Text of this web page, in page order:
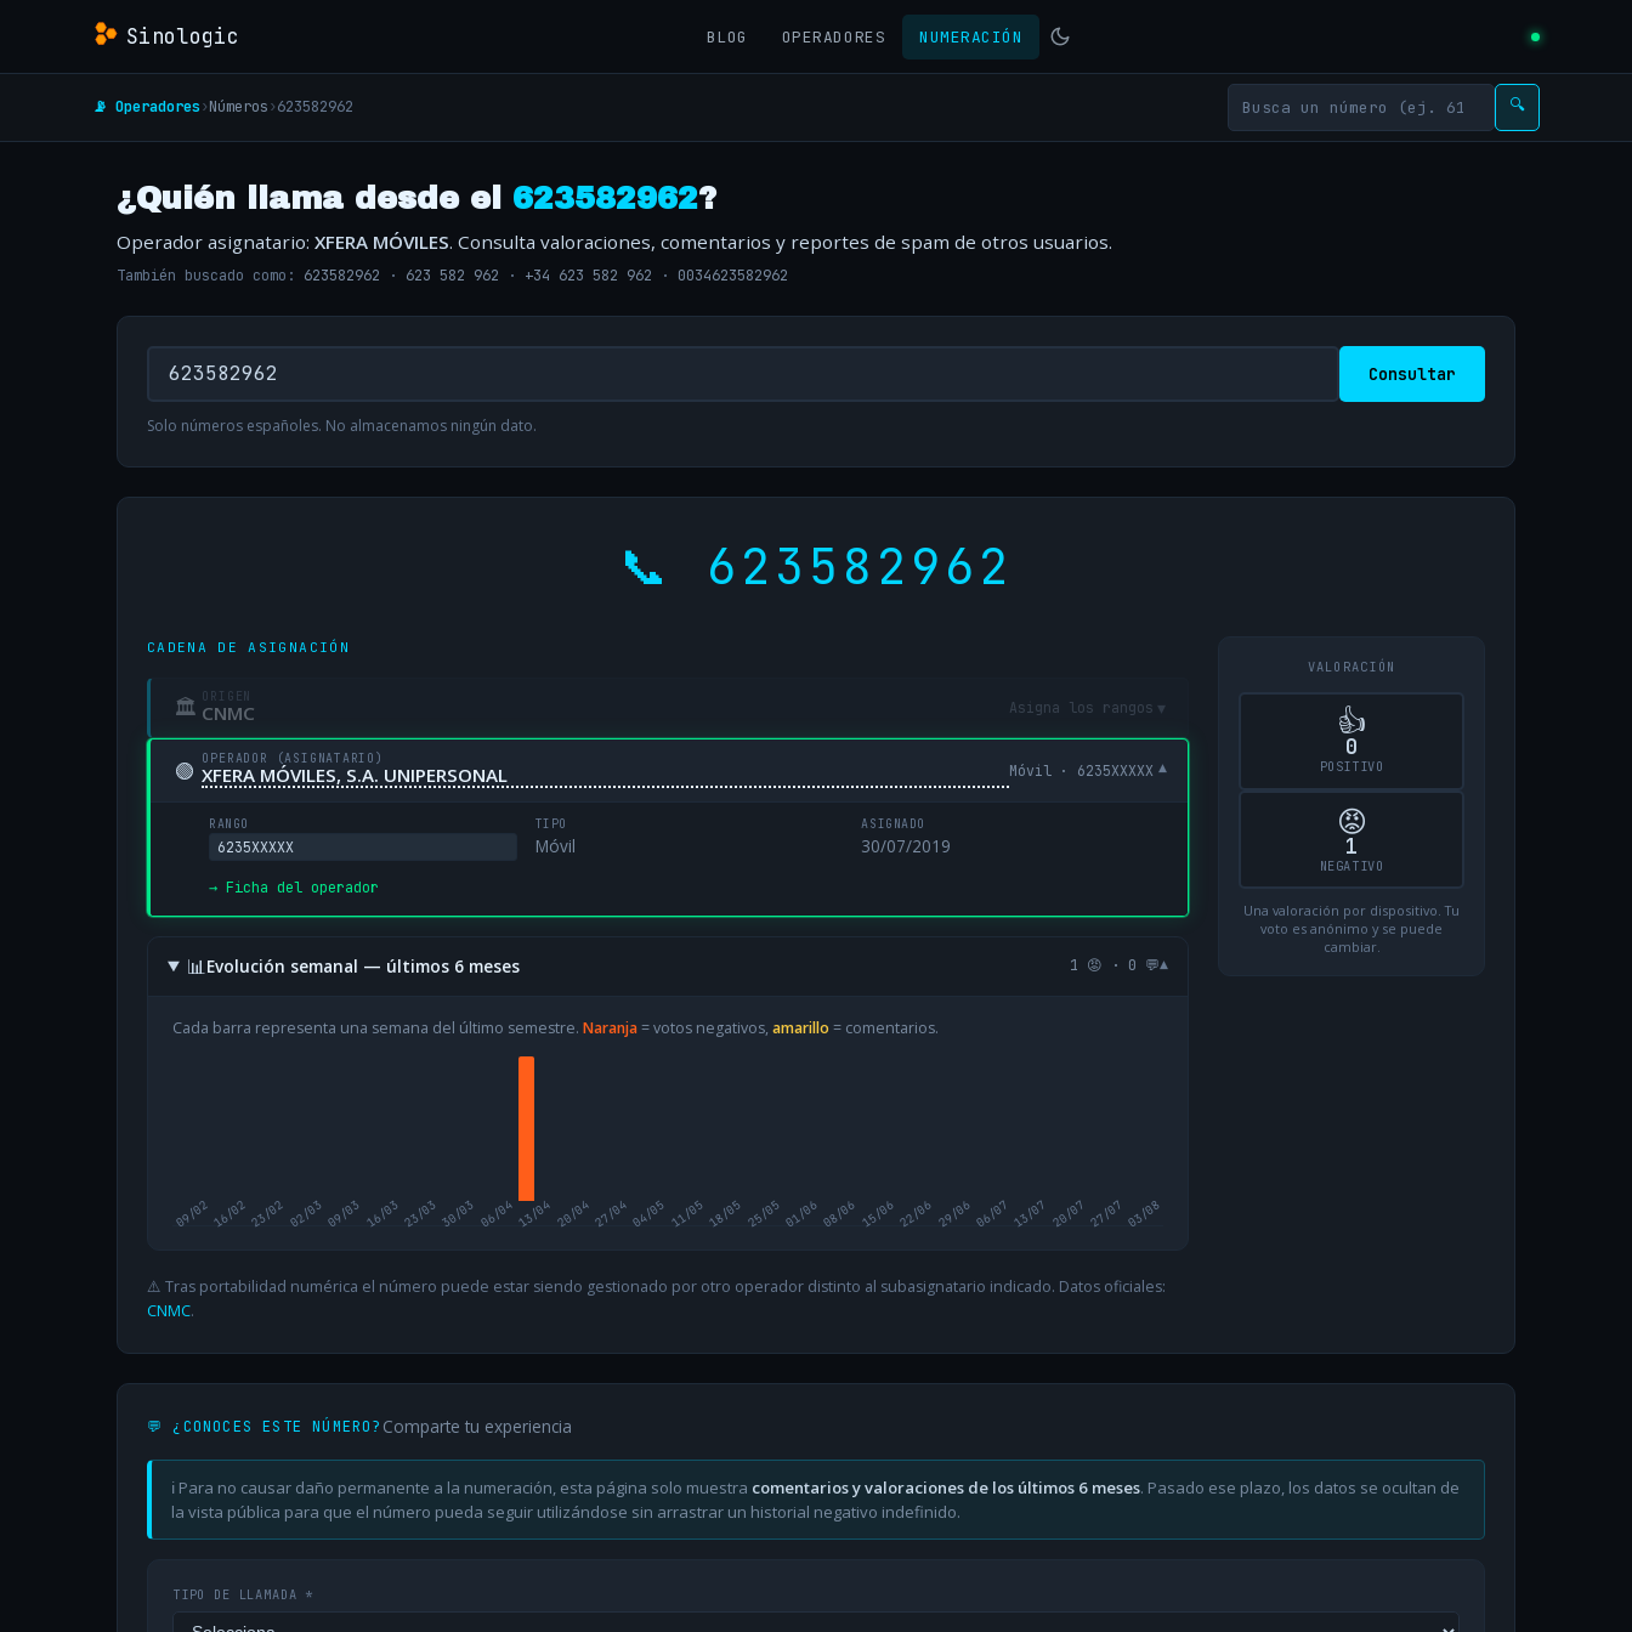
Sinologic BLOG OPERADORES NUMERACIÓN
📡 Operadores›Números›623582962 🔍
¿Quién llama desde el 623582962?
Operador asignatario: XFERA MÓVILES. Consulta valoraciones, comentarios y reportes de spam de otros usuarios.
También buscado como: 623582962 · 623 582 962 · +34 623 582 962 · 0034623582962
Consultar
Solo números españoles. No almacenamos ningún dato.
📞 623582962
CADENA DE ASIGNACIÓN
🏛 ORIGEN
CNMC Asigna los rangos ▾
🟢 OPERADOR (ASIGNATARIO)
XFERA MÓVILES, S.A. UNIPERSONAL Móvil · 6235XXXXX ▾
RANGO
6235XXXXX
TIPO
Móvil
ASIGNADO
30/07/2019
→ Ficha del operador
📊Evolución semanal — últimos 6 meses 1 😡 · 0 💬▾
Cada barra representa una semana del último semestre. Naranja= votos negativos, amarillo = comentarios.
09/0216/0223/02 02/03 09/03 16/03 23/03 30/03 06/0413/04 20/0427/0404/05 11/0518/05 25/0501/0608/06 15/0622/06 29/0606/07 13/07 20/07 27/07 03/08
⚠️ Tras portabilidad numérica el número puede estar siendo gestionado por otro operador distinto al subasignatario indicado. Datos oficiales:
CNMC.
VALORACIÓN
👍
0
POSITIVO
😡
1
NEGATIVO
Una valoración por dispositivo. Tu
voto es anónimo y se puede
cambiar.
💬 ¿CONOCES ESTE NÚMERO? Comparte tu experiencia
ℹ️ Para no causar daño permanente a la numeración, esta página solo muestra comentarios y valoraciones de los últimos 6 meses. Pasado ese plazo, los datos se ocultan de
la vista pública para que el número pueda seguir utilizándose sin arrastrar un historial negativo indefinido.
TIPO DE LLAMADA *